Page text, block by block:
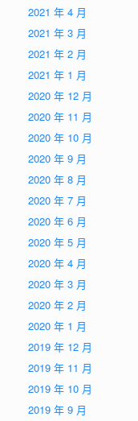
2021 年 4 月
2021 年 3 月
2021 年 2 月
2021 年 1 月
2020 年 12 月
2020 年 11 月
2020 年 10 月
2020 年 9 月
2020 年 8 月
2020 年 7 月
2020 年 6 月
2020 年 5 月
2020 年 4 月
2020 年 3 月
2020 年 2 月
2020 年 1 月
2019 年 12 月
2019 年 11 月
2019 年 10 月
2019 年 9 月